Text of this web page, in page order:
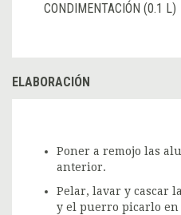
CONDIMENTACIÓN (0.1 L)
ELABORACIÓN
Poner a remojo las
anterior.
Pelar, lavar y cascar
y el puerro picarlo en